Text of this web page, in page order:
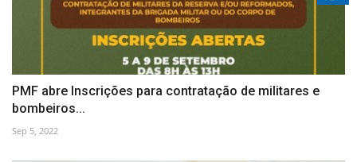
PMF abre Inscrições para contratação de militares e
bombeiros...
Sep 5, 2022